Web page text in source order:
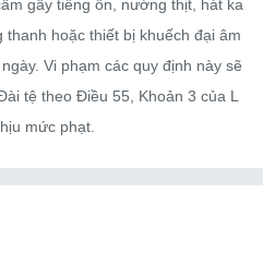
gây tiếng ồn, nướng thịt, hát ka
hoặc thiết bị khuếch đại âm
Vi phạm các quy định này sẽ
tệ theo Điều 55, Khoản 3 của L
mức phạt.